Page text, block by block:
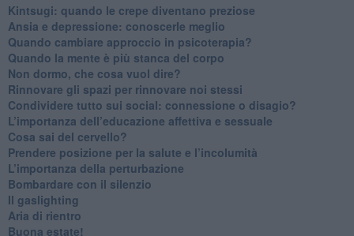
​Kintsugi: quando le crepe diventano preziose
Ansia e depressione: conoscerle meglio
Quando cambiare approccio in psicoterapia?
​Quando la mente è più stanca del corpo
Non dormo, che cosa vuol dire?
​Rinnovare gli spazi per rinnovare noi stessi
​Condividere tutto sui social: connessione o disagio?
​L’importanza dell’educazione affettiva e sessuale
​Cosa sai del cervello?
Prendere posizione per la salute e l’incolumità
L’importanza della perturbazione
​Bombardare con il silenzio
Il gaslighting
Aria di rientro
Buona estate!